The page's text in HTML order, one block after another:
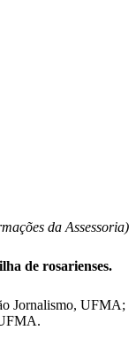
da Assessoria)
de rosarienses.
Jornalismo, UFMA;